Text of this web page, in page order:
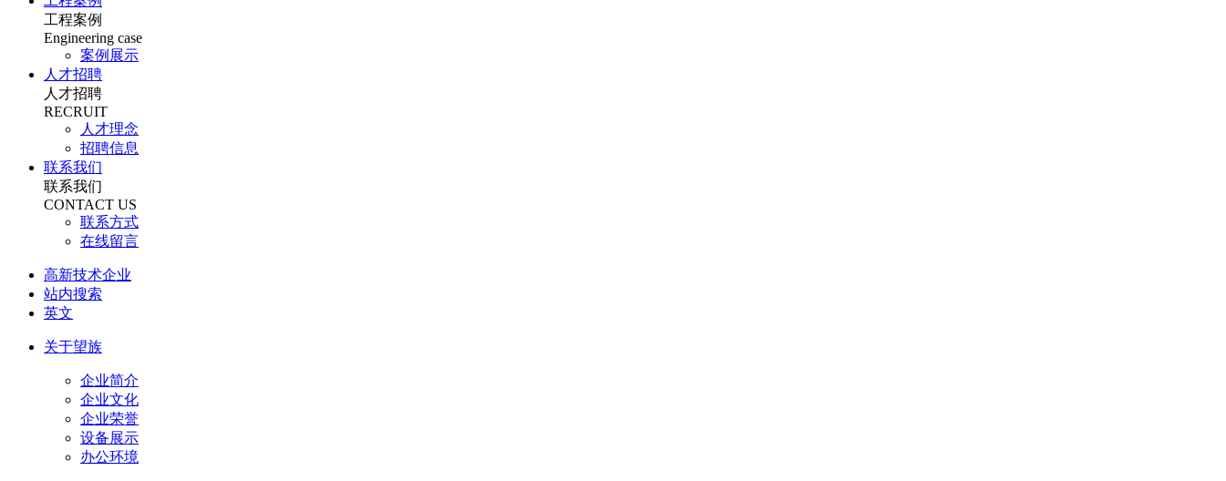
工程案例
Engineering case
案例展示
人才招聘
人才招聘
RECRUIT
人才理念
招聘信息
联系我们
联系我们
CONTACT US
联系方式
在线留言
高新技术企业
站内搜索
英文
关于望族
企业简介
企业文化
企业荣誉
设备展示
办公环境